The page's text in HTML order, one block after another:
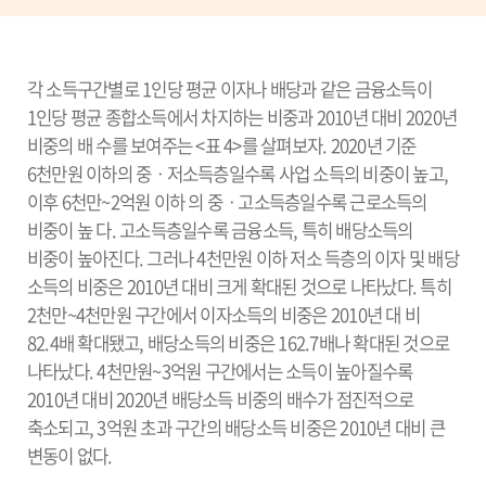
각 소득구간별로 1인당 평균 이자나 배당과 같은 금융소득이
1인당 평균 종합소득에서 차지하는 비중과 2010년 대비 2020년
비중의 배 수를 보여주는 <표 4>를 살펴보자. 2020년 기준
6천만원 이하의 중ㆍ저소득층일수록 사업 소득의 비중이 높고,
이후 6천만~2억원 이하 의 중ㆍ고소득층일수록 근로소득의
비중이 높 다. 고소득층일수록 금융소득, 특히 배당소득의
비중이 높아진다. 그러나 4천만원 이하 저소 득층의 이자 및 배당
소득의 비중은 2010년 대비 크게 확대된 것으로 나타났다. 특히
2천만~4천만원 구간에서 이자소득의 비중은 2010년 대 비
82.4배 확대됐고, 배당소득의 비중은 162.7배나 확대된 것으로
나타났다. 4천만원~3억원 구간에서는 소득이 높아질수록
2010년 대비 2020년 배당소득 비중의 배수가 점진적으로
축소되고, 3억원 초과 구간의 배당소득 비중은 2010년 대비 큰
변동이 없다.